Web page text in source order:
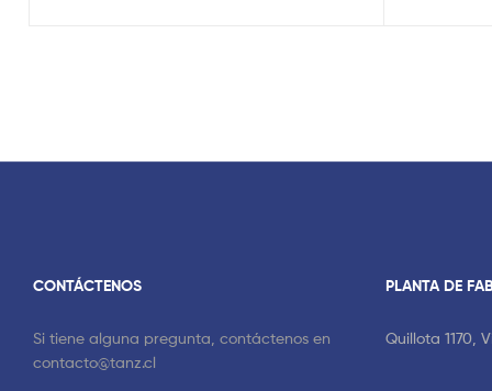
CONTÁCTENOS
Si tiene alguna pregunta, contáctenos en
contacto@tanz.cl
PLANTA DE
Quillota 1170,